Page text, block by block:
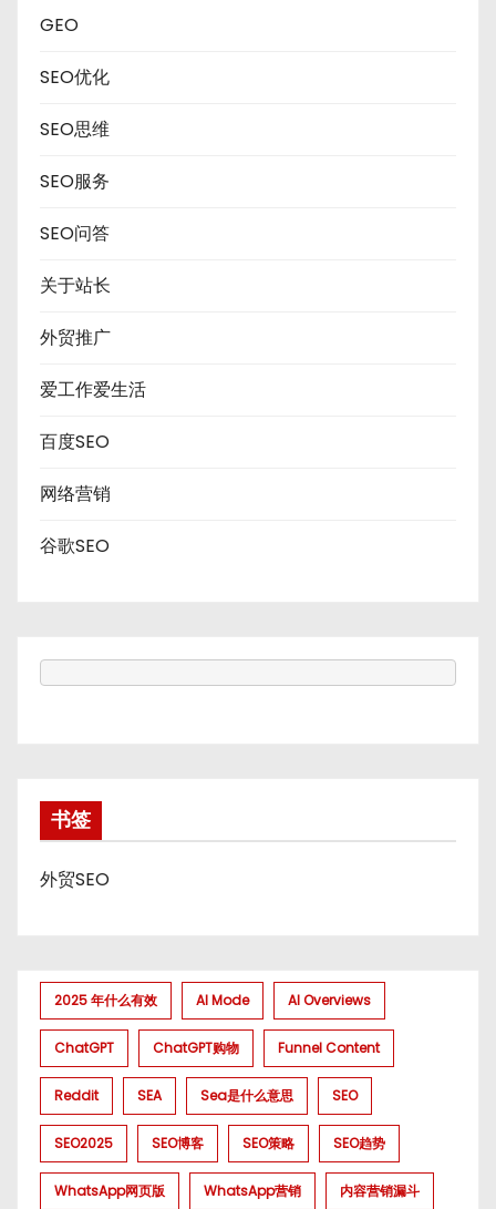
GEO
SEO优化
SEO思维
SEO服务
SEO问答
关于站长
外贸推广
爱工作爱生活
百度SEO
网络营销
谷歌SEO
书签
外贸SEO
2025 年什么有效 AI Mode AI Overviews
ChatGPT ChatGPT购物 Funnel Content
Reddit SEA Sea是什么意思 SEO
SEO2025 SEO博客 SEO策略 SEO趋势
WhatsApp网页版 WhatsApp营销 内容营销漏斗